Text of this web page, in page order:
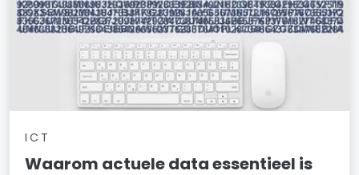
Waterlandpleinbuurt
Weesp Binnenstad/Zuid
Weesperbuurt/Plantage
Weesperzijde
ICT
Waarom actuele data essentieel is